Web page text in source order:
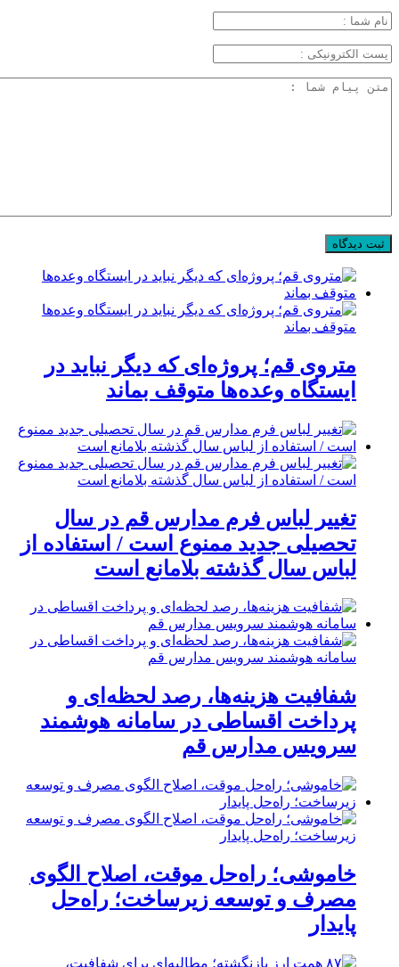
متروی قم؛ پروژه‌ای که دیگر نباید در
ایستگاه وعده‌ها متوقف بماند
تغییر لباس فرم مدارس قم در سال
تحصیلی جدید ممنوع است / استفاده از
لباس سال گذشته بلامانع است
شفافیت هزینه‌ها، رصد لحظه‌ای و
پرداخت اقساطی در سامانه هوشمند
سرویس مدارس قم
خاموشی؛ راه‌حل موقت، اصلاح الگوی
مصرف و توسعه زیرساخت؛ راه‌حل
پایدار